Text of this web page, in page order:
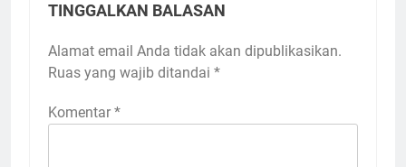
TINGGALKAN BALASAN
Alamat email Anda tidak akan dipublikasikan.
Ruas yang wajib ditandai *
Komentar *